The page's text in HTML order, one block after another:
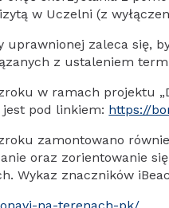
w Uczelni (z
uprawnionej zaleca się,
z ustaleniem
w ramach projektu
pod linkiem: https://
zamontowano
oraz zorientowanie
Wykaz znaczników